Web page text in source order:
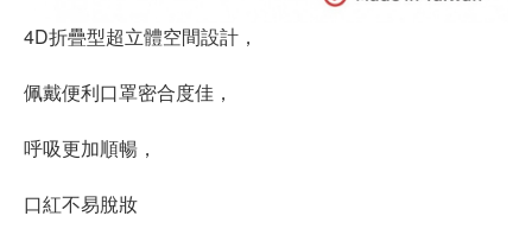
4D折疊型超立體空間設計，
佩戴便利口罩密合度佳，
呼吸更加順暢，
口紅不易脫妝